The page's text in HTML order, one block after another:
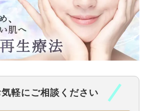
気軽にご相談ください